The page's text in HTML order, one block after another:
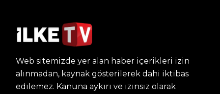
Web sitemizde yer alan haber içerikleri izin
alınmadan, kaynak gösterilerek dahi iktibas
edilemez. Kanuna aykırı ve izinsiz olarak